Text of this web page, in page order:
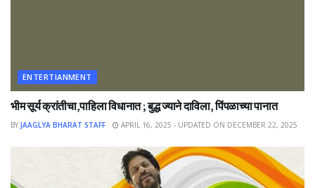
ENTERTIANMENT
भीम सूर्य क्रांतीचा,पाहिला विधानात ; बुद्ध ज्याने दाविला, पिंपळाच्या पानात
BY JAAGLYA BHARAT STAFF APRIL 16, 2025 - UPDATED ON DECEMBER 22, 2025